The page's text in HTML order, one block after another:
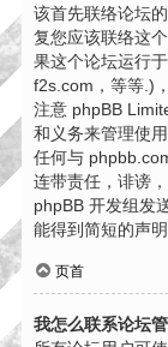
该首先联络论坛
复您应该联络这
果这个论坛运行
f2s.com，等等.)
注意 phpBB
和义务来管理使
任何与
连带责任，诽谤
phpBB 开发组发
能得到简短的声明
页首
我怎么联系论坛